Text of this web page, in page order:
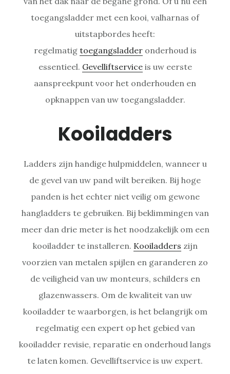
toegangsladder met een kooi, valharnas of
uitstapbordes heeft:
regelmatig toegangsladderonderhoud is
essentieel. Gevelliftserviceis uw eerste
aanspreekpunt voor het onderhouden en
opknappen van uw toegangsladder.
Kooiladders
Ladders zijn handige hulpmiddelen, wanneer u
de gevel van uw pand wilt bereiken. Bij hoge
panden is het echter niet veilig om gewone
hangladders te gebruiken. Bij beklimmingen van
meer dan drie meter is het noodzakelijk om een
kooiladder te installeren. Kooiladders zijn
voorzien van metalen spijlen en garanderen zo
de veiligheid van uw monteurs, schilders en
glazenwassers. Om de kwaliteit van uw
kooiladder te waarborgen, is het belangrijk om
regelmatig een expert op het gebied van
kooiladder revisie, reparatie en onderhoud langs
te laten komen. Gevelliftservice is uw expert.